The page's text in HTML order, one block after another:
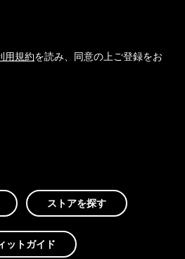
用規約を読み、同意の上ご登録をお
ストアを探す
ットガイド